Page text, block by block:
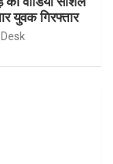
युवक गिरफ्तार